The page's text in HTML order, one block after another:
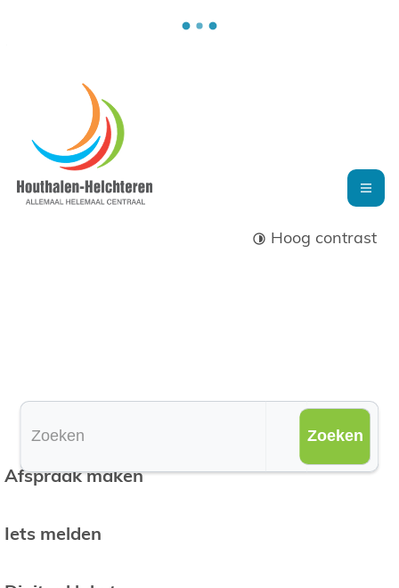
Houthalen-Helchteren
Hoog contrast
Waarmee kunnen we je helpen?
Zoeken
Afspraak maken
Iets melden